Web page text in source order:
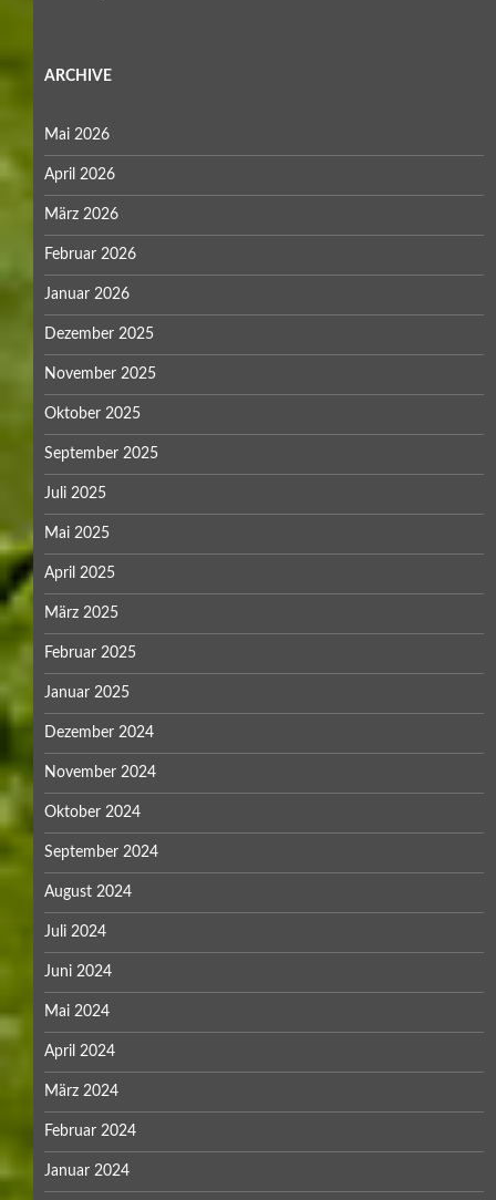
ARCHIVE
Mai 2026
April 2026
März 2026
Februar 2026
Januar 2026
Dezember 2025
November 2025
Oktober 2025
September 2025
Juli 2025
Mai 2025
April 2025
März 2025
Februar 2025
Januar 2025
Dezember 2024
November 2024
Oktober 2024
September 2024
August 2024
Juli 2024
Juni 2024
Mai 2024
April 2024
März 2024
Februar 2024
Januar 2024